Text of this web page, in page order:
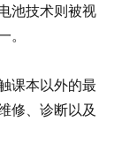
池技术则被视
。
课本以外的最
修、诊断以及